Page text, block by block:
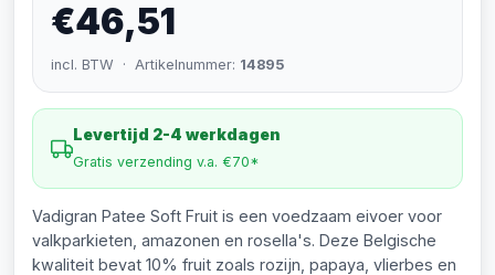
€46,51
incl. BTW · Artikelnummer: 14895
Levertijd 2-4 werkdagen
Gratis verzending v.a. €70*
Vadigran Patee Soft Fruit is een voedzaam eivoer voor
valkparkieten, amazonen en rosella's. Deze Belgische
kwaliteit bevat 10% fruit zoals rozijn, papaya, vlierbes en